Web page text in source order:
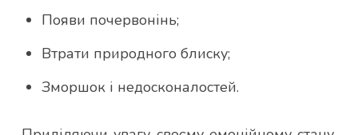
Появи почервонінь;
Втрати природного блиску;
Зморшок і недосконалостей.